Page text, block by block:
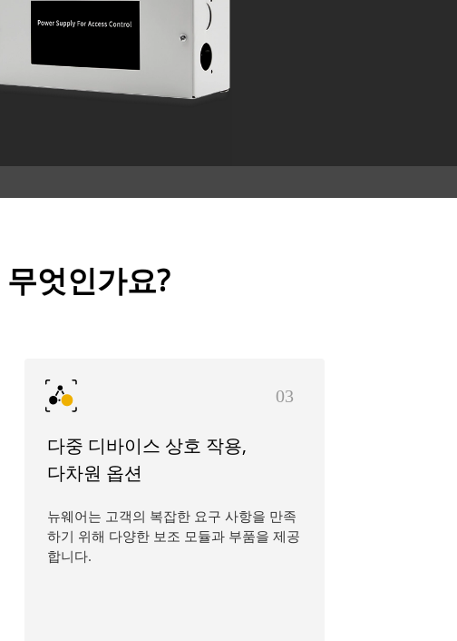
엇인가요?
03
다중 디바이스 상호 작용,
다차원 옵션
뉴웨어는 고객의 복잡한 요구 사항을 만족
하기 위해 다양한 보조 모듈과 부품을 제공
합니다.